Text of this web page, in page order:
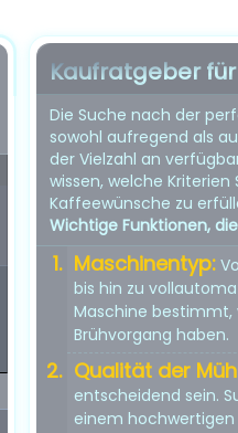
Kaufratgeber
Die Suche nach der
sowohl aufregend als
der Vielzahl an
wissen, welche
Kaffeewünsche zu
Wichtige Funktionen,
Maschinentyp:
bis hin zu
Maschine bestimmt,
Brühvorgang haben.
Qualität der
entscheidend sein.
einem